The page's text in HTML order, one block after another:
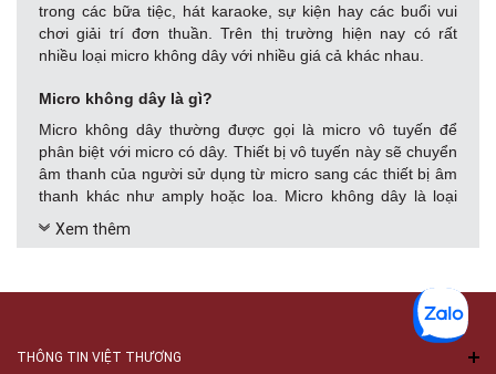
trong các bữa tiệc, hát karaoke, sự kiện hay các buổi vui
chơi giải trí đơn thuần. Trên thị trường hiện nay có rất
nhiều loại micro không dây với nhiều giá cả khác nhau.
Micro không dây là gì?
Micro không dây thường được gọi là micro vô tuyến để
phân biệt với micro có dây. Thiết bị vô tuyến này sẽ chuyển
âm thanh của người sử dụng từ micro sang các thiết bị âm
thanh khác như amply hoặc loa. Micro không dây là loại
micro không có dây nối từ micro đến nguồn thu, thường là
amply, mixer hoặc một thiết bị thu tiếng.
bằng 20 Hz - 20 KHz để truyền đến nguồn thu âm nên việc
sử dụng micro không dây sẽ mang lại hệ thống rõ ràng
cũng như tín hiệu thu ổn định.
Xem thêm
THÔNG TIN VIỆT THƯƠNG